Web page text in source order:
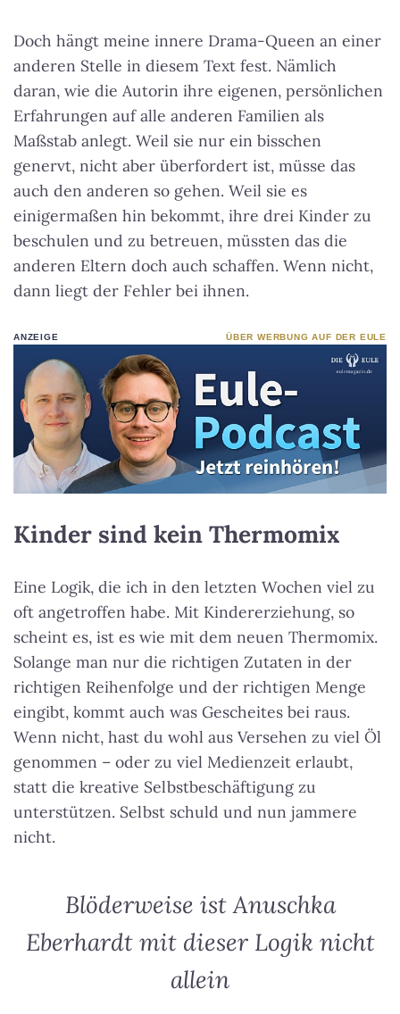
Doch hängt meine innere Drama-Queen an einer
anderen Stelle in diesem Text fest. Nämlich
daran, wie die Autorin ihre eigenen, persönlichen
Erfahrungen auf alle anderen Familien als
Maßstab anlegt. Weil sie nur ein bisschen
genervt, nicht aber überfordert ist, müsse das
auch den anderen so gehen. Weil sie es
einigermaßen hin bekommt, ihre drei Kinder zu
beschulen und zu betreuen, müssten das die
anderen Eltern doch auch schaffen. Wenn nicht,
dann liegt der Fehler bei ihnen.
ANZEIGE ÜBER WERBUNG AUF DER EULE
Kinder sind kein Thermomix
Eine Logik, die ich in den letzten Wochen viel zu
oft angetroffen habe. Mit Kindererziehung, so
scheint es, ist es wie mit dem neuen Thermomix.
Solange man nur die richtigen Zutaten in der
richtigen Reihenfolge und der richtigen Menge
eingibt, kommt auch was Gescheites bei raus.
Wenn nicht, hast du wohl aus Versehen zu viel Öl
genommen – oder zu viel Medienzeit erlaubt,
statt die kreative Selbstbeschäftigung zu
unterstützen. Selbst schuld und nun jammere
nicht.
Blöderweise ist Anuschka
Eberhardt mit dieser Logik nicht
allein